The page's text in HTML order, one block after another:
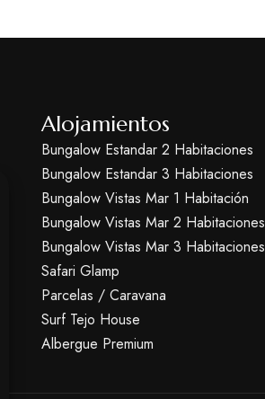
Alojamientos
Bungalow Estandar 2 Habitaciones
Bungalow Estandar 3 Habitaciones
Bungalow Vistas Mar 1 Habitación
Bungalow Vistas Mar 2 Habitaciones
Bungalow Vistas Mar 3 Habitaciones
Safari Glamp
Parcelas / Caravana
Surf Tejo House
Albergue Premium